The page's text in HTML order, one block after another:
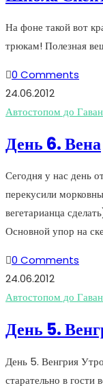
На фоне такой вот
трюкам! Полезная
0 Comments
24.06.2012
Автостопом до
День 6. Вена
Сегодня у нас день
перекусили
вегетарианца
Основной упор на
0 Comments
24.06.2012
Автостопом до
День 5.
День 5. Венгрия
старательно в